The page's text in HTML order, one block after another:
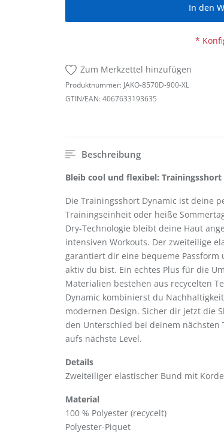
In den
*
Zum Merkzettel hinzufügen
Produktnummer: JAKO-8570D-900-XL
GTIN/EAN: 4067633193635
Beschreibung
Bleib cool und flexibel: Trainingsshort
Die Trainingsshort Dynamic ist deine
Trainingseinheit oder heiße
Dry-Technologie bleibt deine Haut
intensiven Workouts. Der zweiteilige
garantiert dir eine bequeme Passform
aktiv du bist. Ein echtes Plus für die
Materialien bestehen aus recycelten
Dynamic kombinierst du
modernen Design. Sicher dir jetzt die
den Unterschied bei deinem
aufs nächste Level.
Details
Zweiteiliger elastischer Bund mit
Material
100 % Polyester (recycelt)
Polyester-Piquet